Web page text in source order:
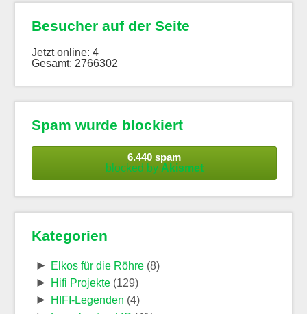
Besucher auf der Seite
Jetzt online: 4
Gesamt: 2766302
Spam wurde blockiert
6.440 spam
blocked by Akismet
Kategorien
► Elkos für die Röhre(8)
► Hifi Projekte(129)
► HIFI-Legenden (4)